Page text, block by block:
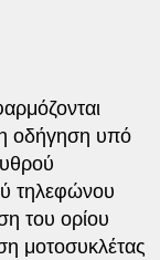
η οδήγηση υπό
τηλεφώνου
του ορίου
μοτοσυκλέτας